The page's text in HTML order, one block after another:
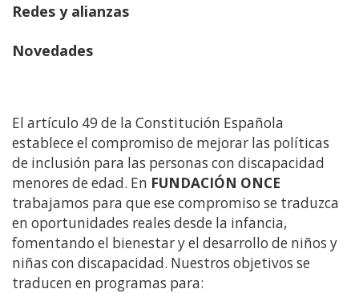
Redes y alianzas
Novedades
El artículo 49 de la Constitución Española
establece el compromiso de mejorar las políticas
de inclusión para las personas con discapacidad
menores de edad. En FUNDACIÓN ONCE
trabajamos para que ese compromiso se traduzca
en oportunidades reales desde la infancia,
fomentando el bienestar y el desarrollo de niños y
niñas con discapacidad. Nuestros objetivos se
traducen en programas para: